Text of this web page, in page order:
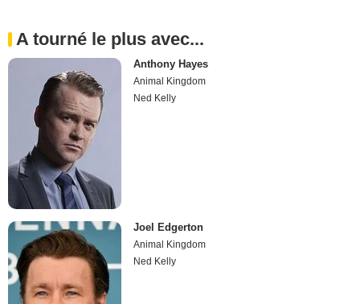
A tourné le plus avec...
Anthony Hayes
Animal Kingdom
Ned Kelly
Joel Edgerton
Animal Kingdom
Ned Kelly